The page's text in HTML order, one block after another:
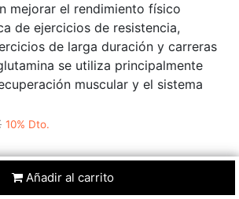
mejorar el rendimiento físico
de ejercicios de resistencia,
de larga duración y carreras
se utiliza principalmente
muscular y el sistema
10% Dto.
51
Añadir al carrito